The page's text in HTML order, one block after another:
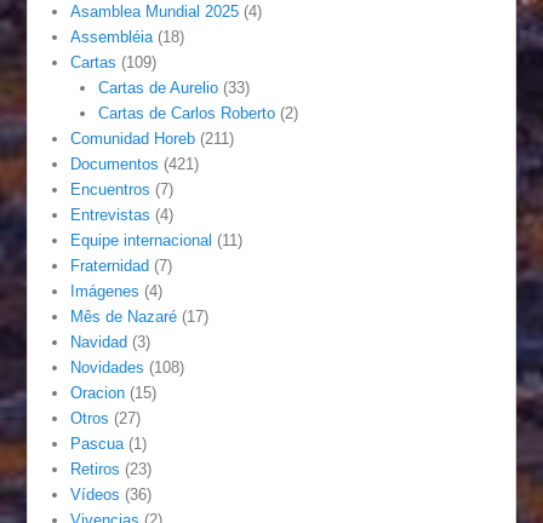
Asamblea Mundial 2025 (4)
Assembléia (18)
Cartas (109)
Cartas de Aurelio(33)
Cartas de Carlos Roberto(2)
Comunidad Horeb (211)
Documentos (421)
Encuentros (7)
Entrevistas (4)
Equipe internacional (11)
Fraternidad (7)
Imágenes (4)
Mês de Nazaré (17)
Navidad (3)
Novidades (108)
Oracion (15)
Otros (27)
Pascua (1)
Retiros (23)
Vídeos (36)